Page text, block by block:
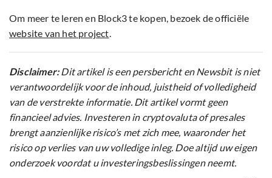
Om meer te leren en Block3 te kopen, bezoek de officiële
website van het project.
Disclaimer:Dit artikel is een persbericht en Newsbit is niet
verantwoordelijk voor de inhoud, juistheid of volledigheid
van de verstrekte informatie. Dit artikel vormt geen
financieel advies. Investeren in cryptovaluta of presales
brengt aanzienlijke risico’s met zich mee, waaronder het
risico op verlies van uw volledige inleg. Doe altijd uw eigen
onderzoek voordat u investeringsbeslissingen neemt.